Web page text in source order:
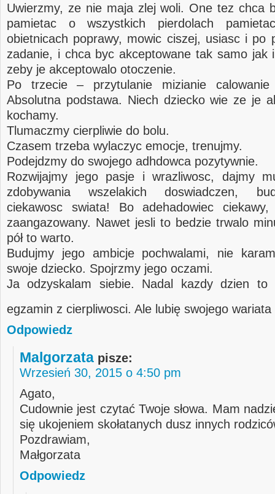
Uwierzmy, ze nie maja zlej woli. One tez chca
pamietac o wszystkich pierdolach
obietnicach poprawy, mowic ciszej, usiasc i po
zadanie, i chca byc akceptowane tak samo jak
zeby je akceptowalo otoczenie.
Po trzecie – przytulanie mizianie
Absolutna podstawa. Niech dziecko wie ze je
kochamy.
Tlumaczmy cierpliwie do bolu.
Czasem trzeba wylaczyc emocje, trenujmy.
Podejdzmy do swojego adhdowca pozytywnie.
Rozwijajmy jego pasje i wrazliwosc, dajmy
zdobywania wszelakich doswiadczen,
ciekawosc swiata! Bo adehadowiec
zaangazowany. Nawet jesli to bedzie trwalo
pół to warto.
Budujmy jego ambicje pochwalami, nie
swoje dziecko. Spojrzmy jego oczami.
Ja odzyskalam siebie. Nadal kazdy dzien
egzamin z cierpliwosci. Ale lubię swojego wariata
Odpowiedz
Malgorzata pisze:
Wrzesień 30, 2015 o 4:50 pm
Agato,
Cudownie jest czytać Twoje słowa. Mam
się ukojeniem skołatanych dusz innych
Pozdrawiam,
Małgorzata
Odpowiedz